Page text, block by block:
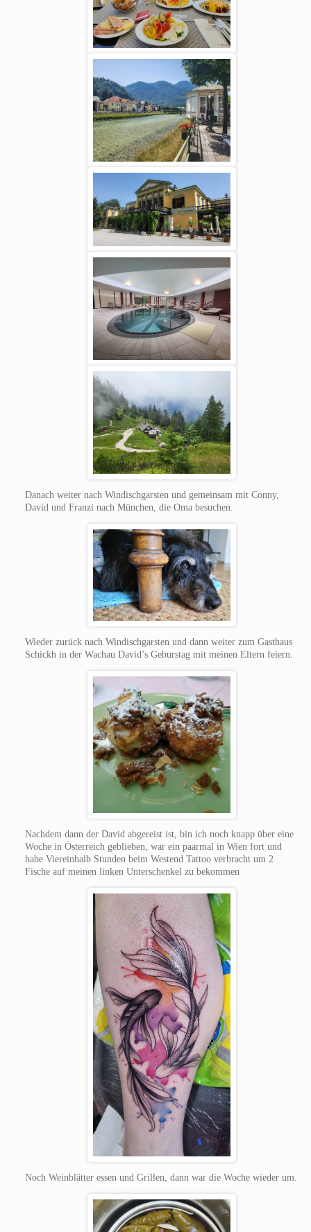
Danach weiter nach Windischgarsten und gemeinsam mit Conny,
David und Franzi nach München, die Oma besuchen.
Wieder zurück nach Windischgarsten und dann weiter zum Gasthaus
Schickh in der Wachau David’s Geburstag mit meinen Eltern feiern.
Nachdem dann der David abgereist ist, bin ich noch knapp über eine
Woche in Österreich geblieben, war ein paarmal in Wien fort und
habe Viereinhalb Stunden beim Westend Tattoo verbracht um 2
Fische auf meinen linken Unterschenkel zu bekommen
Noch Weinblätter essen und Grillen, dann war die Woche wieder um.